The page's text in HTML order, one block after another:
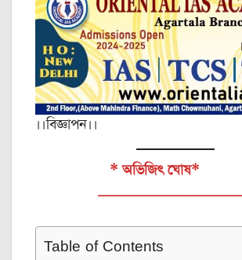
।।বিজ্ঞাপন।।
* অভিজিৎ ঘোষ*
Table of Contents